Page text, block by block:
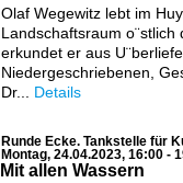
Olaf Wegewitz lebt im
Landschaftsraum o¨stlich
erkundet er aus
Niedergeschriebenen,
Dr... Details
Runde Ecke. Tankstelle für
Montag, 24.04.2023, 16:00 -
Mit allen Wassern